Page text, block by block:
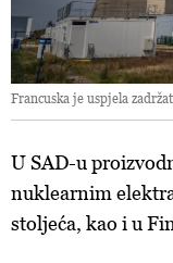
Francuska je uspjela
U SAD-u
nuklearnim
stoljeća, kao i u